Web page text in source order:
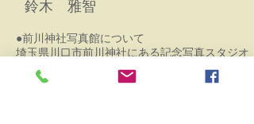
鈴木 雅智
​●前川神社写真館について
​埼玉県川口市前川神社にある記念写真スタジオ
です。お宮参りや七五三を祖父母両家集合写真
を社殿前にて撮影を行っております。雨天時に